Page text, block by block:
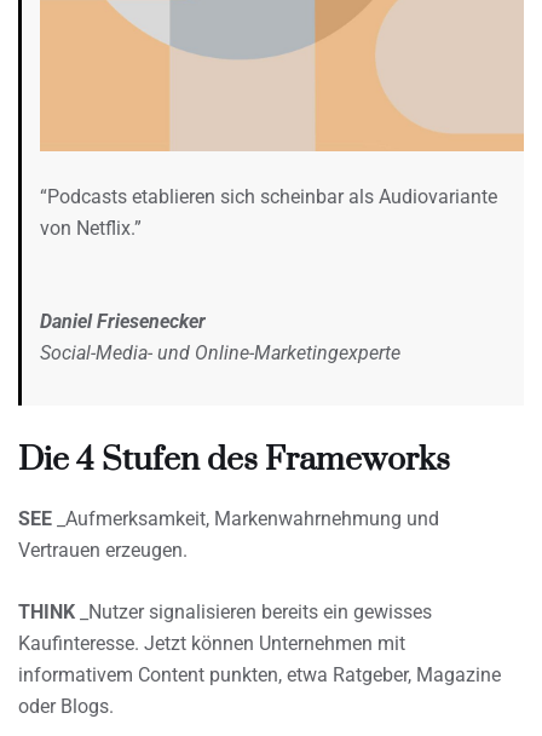
“Podcasts etablieren sich scheinbar als Audiovariante
von Netflix.”
Daniel Friesenecker
Social-Media- und Online-Marketingexperte
Die 4 Stufen des Frameworks
SEE _Aufmerksamkeit, Markenwahrnehmung und
Vertrauen erzeugen.
THINK _Nutzer signalisieren bereits ein gewisses
Kaufinteresse. Jetzt können Unternehmen mit
informativem Content punkten, etwa Ratgeber, Magazine
oder Blogs.